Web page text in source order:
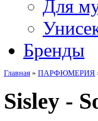
Для
Бренды
Главная » ПАРФЮМЕРИЯ
Sisley -